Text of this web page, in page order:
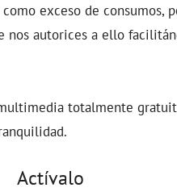
exceso de consumos,
nos autorices a ello
totalmente
Actívalo